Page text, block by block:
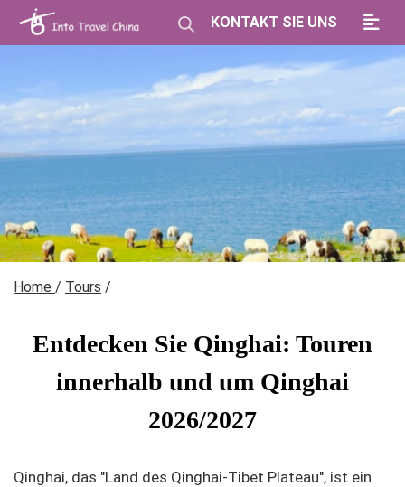
KONTAKT SIE UNS
Home / Tours /
Entdecken Sie Qinghai: Touren
innerhalb und um Qinghai
2026/2027
Qinghai, das "Land des Qinghai-Tibet Plateau", ist ein